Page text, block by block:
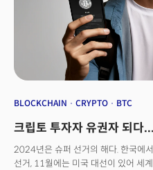
BLOCKCHAIN CRYPTO BTC
크립토 투자자 유권자 되다
2024년은 슈퍼 선거의 해다. 한국에
선거, 11월에는 미국 대선이 있어 세